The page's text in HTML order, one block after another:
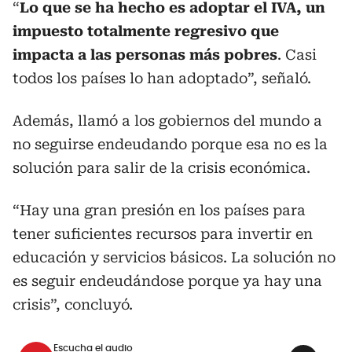
“Lo que se ha hecho es adoptar el IVA, un
impuesto totalmente regresivo que
impacta a las personas más pobres. Casi
todos los países lo han adoptado”, señaló.
Además, llamó a los gobiernos del mundo a
no seguirse endeudando porque esa no es la
solución para salir de la crisis económica.
“Hay una gran presión en los países para
tener suficientes recursos para invertir en
educación y servicios básicos. La solución no
es seguir endeudándose porque ya hay una
crisis”, concluyó.
Escucha el audio